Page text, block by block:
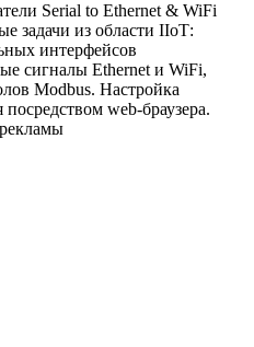
Serial to Ethernet & WiFi
задачи из области IIоТ:
интерфейсов
сигналы Ethernet и WiFi,
Modbus. Настройка
посредством web-браузера.